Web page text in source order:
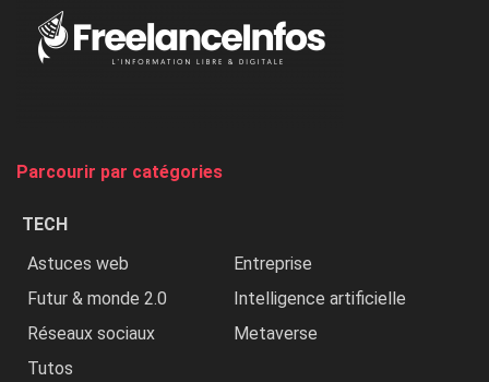
Nigeria,
Parcourir par catégories
TECH
Astuces web
Entreprise
Futur & monde 2.0
Intelligence artificielle
Réseaux sociaux
Metaverse
Tutos